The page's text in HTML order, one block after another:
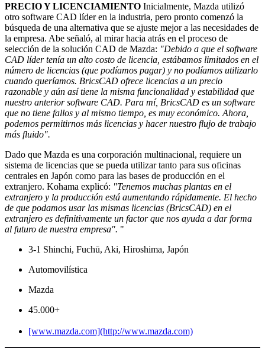
PRECIO Y LICENCIAMIENTO Inicialmente, Mazda utilizó
otro software CAD líder en la industria, pero pronto comenzó la
búsqueda de una alternativa que se ajuste mejor a las necesidades de
la empresa. Abe señaló, al mirar hacia atrás en el proceso de
selección de la solución CAD de Mazda: "Debido a que el software
CAD líder tenía un alto costo de licencia, estábamos limitados en el
número de licencias (que podíamos pagar) y no podíamos utilizarlo
cuando queríamos. BricsCAD ofrece licencias a un precio
razonable y aún así tiene la misma funcionalidad y estabilidad que
nuestro anterior software CAD. Para mí, BricsCAD es un software
que no tiene fallos y al mismo tiempo, es muy económico. Ahora,
podemos permitirnos más licencias y hacer nuestro flujo de trabajo
más fluido".
Dado que Mazda es una corporación multinacional, requiere un
sistema de licencias que se pueda utilizar tanto para sus oficinas
centrales en Japón como para las bases de producción en el
extranjero. Kohama explicó: "Tenemos muchas plantas en el
extranjero y la producción está aumentando rápidamente. El hecho
de que podamos usar las mismas licencias (BricsCAD) en el
extranjero es definitivamente un factor que nos ayuda a dar forma
al futuro de nuestra empresa". "
3-1 Shinchi, Fuchū, Aki, Hiroshima, Japón
Automovilística
Mazda
45.000+
[www.mazda.com](http://www.mazda.com)